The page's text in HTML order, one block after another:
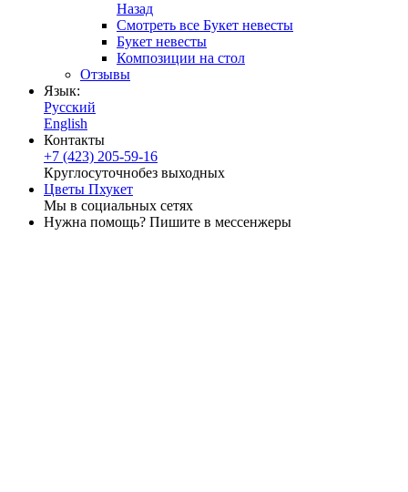
Назад
Смотреть все Букет невесты
Букет невесты
Композиции на стол
Отзывы
Язык:
Русский
English
Контакты
+7 (423) 205-59-16
Круглосуточнобез выходных
Цветы Пхукет
Мы в социальных сетях
Нужна помощь? Пишите в мессенжеры